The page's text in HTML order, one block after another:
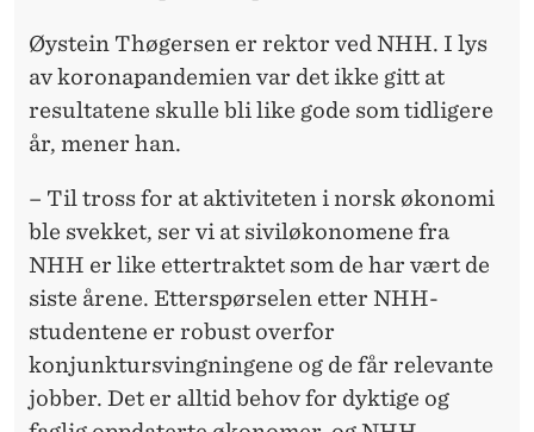
Øystein Thøgersen er rektor ved NHH. I lys
av koronapandemien var det ikke gitt at
resultatene skulle bli like gode som tidligere
år, mener han.
– Til tross for at aktiviteten i norsk økonomi
ble svekket, ser vi at siviløkonomene fra
NHH er like ettertraktet som de har vært de
siste årene. Etterspørselen etter NHH-
studentene er robust overfor
konjunktursvingningene og de får relevante
jobber. Det er alltid behov for dyktige og